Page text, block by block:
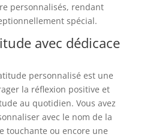
personnalisés, rendant
spécial.
avec dédicace
personnalisé est une
la réflexion positive et
au quotidien. Vous avez
avec le nom de la
touchante ou encore une